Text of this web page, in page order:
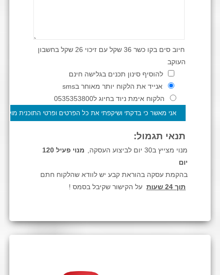
חיוב סים בקו כשר 36 שקל עם זיכוי 26 שקל בחשבון
העוקב
להוסיף סינון תכנים בגלישה חינם
אנייד את הלקוח יותר מאוחר בsms
הלקוח אימת ניוד בחיוג ל0535353800
תנאי תגמול:
מנוי מצייץ ב30 יום לביצוע העסקה,
מנוי פעיל 120
יום
בהקמת עסקה בהוראת קבע יש לוודא שהלקוח חתם
תוך 24 שעות
על הקישור שקיבל בסמס !